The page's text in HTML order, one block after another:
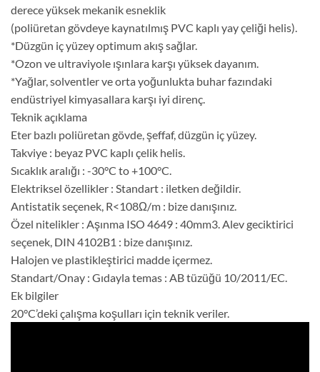
derece yüksek mekanik esneklik
(poliüretan gövdeye kaynatılmış PVC kaplı yay çeliği helis).
*Düzgün iç yüzey optimum akış sağlar.
*Ozon ve ultraviyole ışınlara karşı yüksek dayanım.
*Yağlar, solventler ve orta yoğunlukta buhar fazındaki
endüstriyel kimyasallara karşı iyi direnç.
Teknik açıklama
Eter bazlı poliüretan gövde, şeffaf, düzgün iç yüzey.
Takviye : beyaz PVC kaplı çelik helis.
Sıcaklık aralığı : -30°C to +100°C.
Elektriksel özellikler : Standart : iletken değildir.
Antistatik seçenek, R<108Ω/m : bize danışınız.
Özel nitelikler : Aşınma ISO 4649 : 40mm3. Alev geciktirici
seçenek, DIN 4102B1 : bize danışınız.
Halojen ve plastikleştirici madde içermez.
Standart/Onay : Gıdayla temas : AB tüzüğü 10/2011/EC.
Ek bilgiler
20°C’deki çalışma koşulları için teknik veriler.